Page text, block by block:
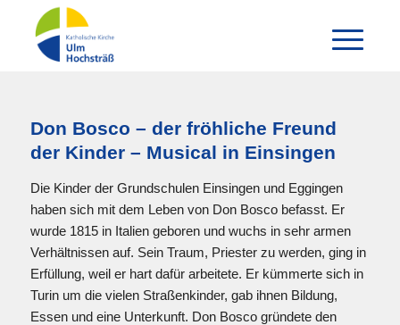
Don Bosco – der fröhliche Freund
der Kinder – Musical in Einsingen
Die Kinder der Grundschulen Einsingen und Eggingen
haben sich mit dem Leben von Don Bosco befasst. Er
wurde 1815 in Italien geboren und wuchs in sehr armen
Verhältnissen auf. Sein Traum, Priester zu werden, ging in
Erfüllung, weil er hart dafür arbeitete. Er kümmerte sich in
Turin um die vielen Straßenkinder, gab ihnen Bildung,
Essen und eine Unterkunft. Don Bosco gründete den